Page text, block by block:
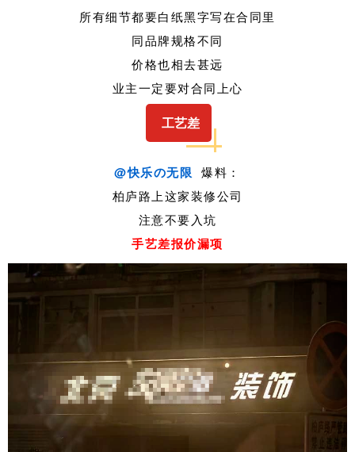
所有细节都要白纸黑字写在合同里
同品牌规格不同
价格也相去甚远
业主一定要对合同上心
工艺差
@快乐の无限 爆料：
柏庐路上这家装修公司
注意不要入坑
手艺差报价漏项